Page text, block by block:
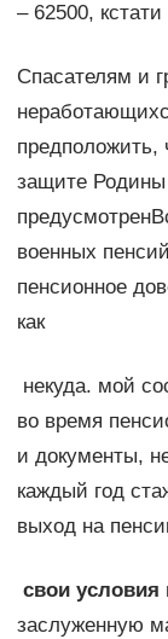
– 62500,
​Спасателям и
предположить,
защите Родины
военных
пенсионное
как​
некуда.​ мой
во время​
и документы,
каждый год
выход на
свои
заслуженную